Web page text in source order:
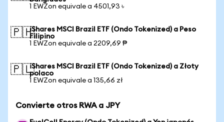
1 EWZon equivale a 4501,93 ৳
🇵🇭iShares MSCI Brazil ETF (Ondo Tokenized) a Peso
Filipino
1 EWZon equivale a 2209,69 ₱
🇵🇱iShares MSCI Brazil ETF (Ondo Tokenized) a Złoty
polaco
1 EWZon equivale a 135,66 zł
Convierte otros RWA a JPY